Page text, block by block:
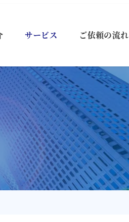
サービス ご依頼の流れ